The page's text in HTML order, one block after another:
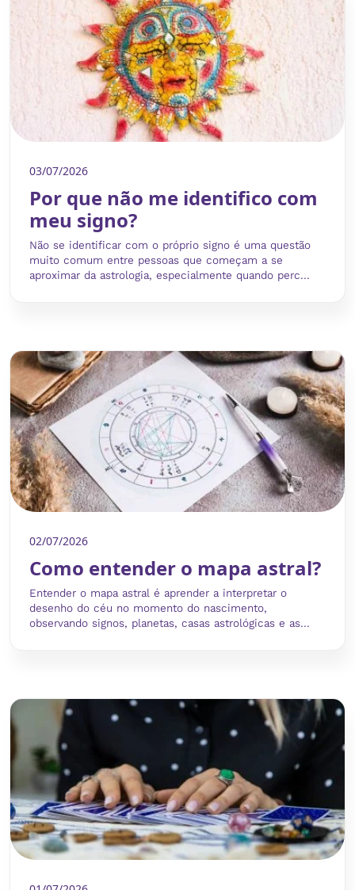
03/07/2026
Por que não me identifico com
meu signo?
Não se identificar com o próprio signo é uma questão
muito comum entre pessoas que começam a se
aproximar da astrologia, especialmente quando perc...
02/07/2026
Como entender o mapa astral?
Entender o mapa astral é aprender a interpretar o
desenho do céu no momento do nascimento,
observando signos, planetas, casas astrológicas e as...